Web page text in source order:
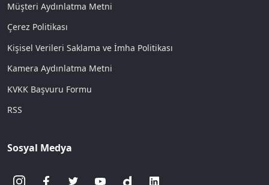
Müşteri Aydınlatma Metni
Çerez Politikası
Kişisel Verileri Saklama ve İmha Politikası
Kamera Aydınlatma Metni
KVKK Başvuru Formu
RSS
Sosyal Medya